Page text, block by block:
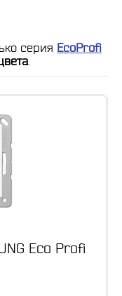
серия EcoProfi
Eco Profi